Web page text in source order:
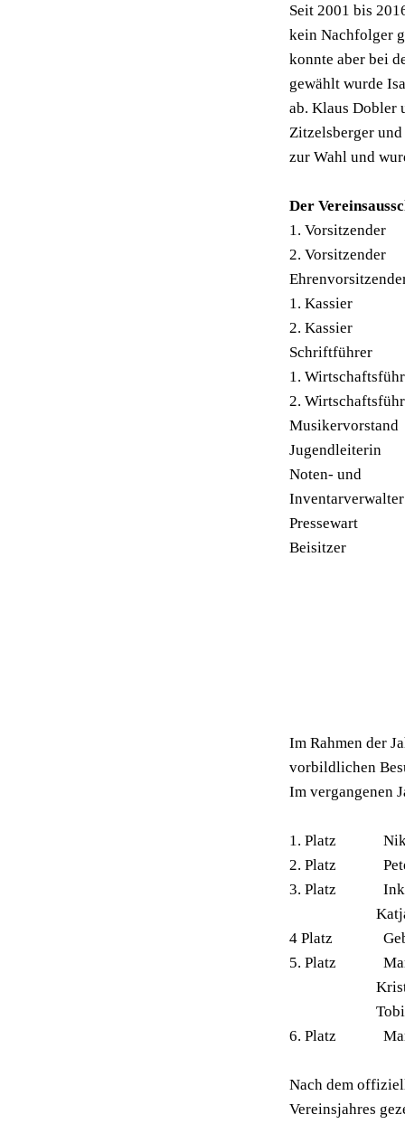
Seit 2001 bis
kein Nachfolger
konnte aber bei
gewählt wurde
ab. Klaus Dobler
Zitzelsberger
zur Wahl und
Der
1.
2.
1. Kassier
2. Kassier
1.
2.
Noten- und
Beisitzer
Im Rahmen der
vorbildlichen
Im vergangenen
1. Platz
2. Platz
3. Platz
Katja
4 Platz
5. Platz
Kristin
Tobias
6. Platz
Nach dem
Vereinsjahres